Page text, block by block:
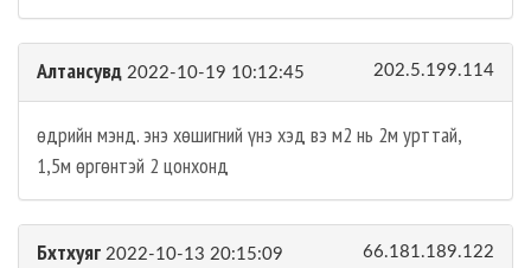
Алтансувд 2022-10-19 10:12:45 202.5.199.114
өдрийн мэнд. энэ хөшигний үнэ хэд вэ м2 нь 2м урттай,
1,5м өргөнтэй 2 цонхонд
Бхтхуяг 2022-10-13 20:15:09 66.181.189.122